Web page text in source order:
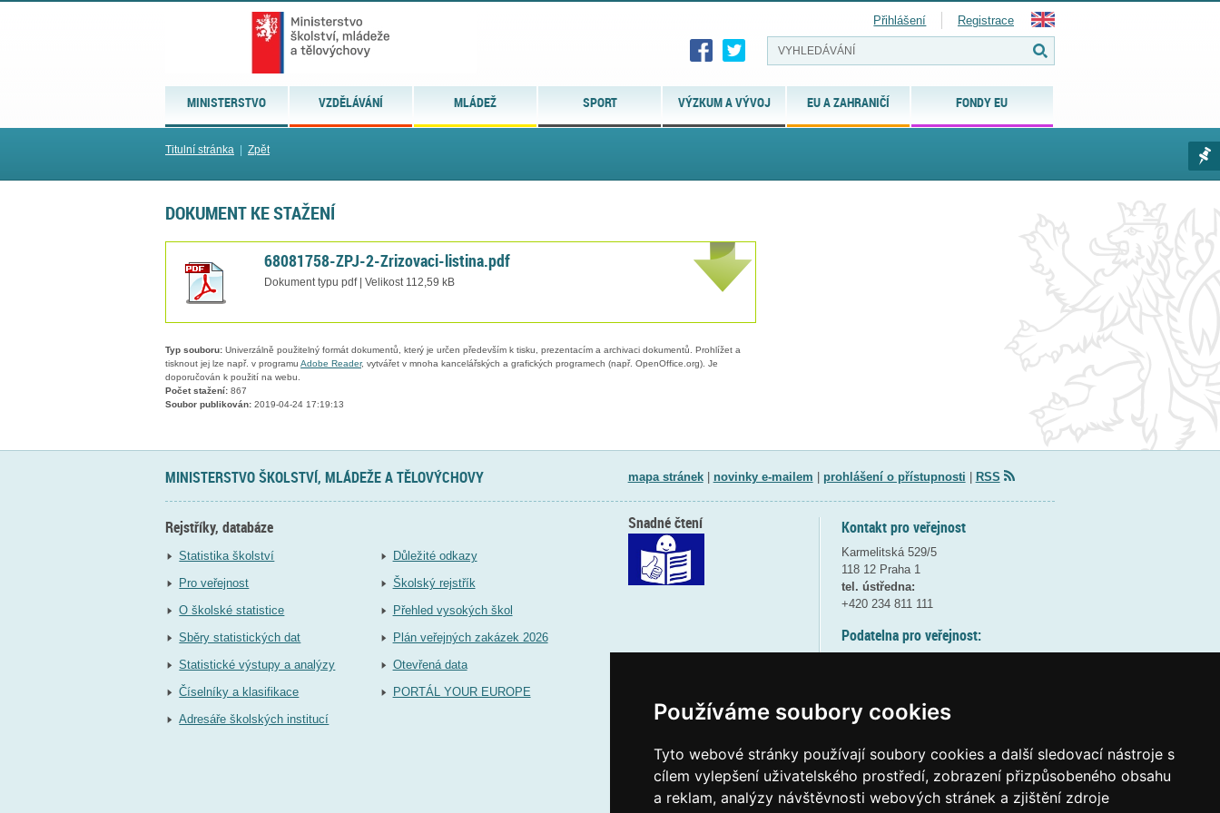
Používáme soubory cookies
Tyto webové stránky používají soubory cookies a další sledovací nástroje s
cílem vylepšení uživatelského prostředí, zobrazení přizpůsobeného obsahu
a reklam, analýzy návštěvnosti webových stránek a zjištění zdroje
MINISTERSTVO VZDĚLÁVÁNÍ MLÁDEŽ SPORT VÝZKUM A VÝVOJ EU A ZAHRANIČÍ FONDY EU
Přihlášení Registrace
Titulní stránka Zpět
DOKUMENT KE STAŽENÍ
68081758-ZPJ-2-Zrizovaci-listina.pdf
Dokument typu pdf | Velikost 112,59 kB
Typ souboru: Univerzálně použitelný formát dokumentů, který je určen především k tisku, prezentacím a archivaci dokumentů. Prohlížet a
tisknout jej lze např. v programu Adobe Reader, vytvářet v mnoha kancelářských a grafických programech (např. OpenOffice.org). Je
doporučován k použití na webu.
Počet stažení: 867
Soubor publikován: 2019-04-24 17:19:13
MINISTERSTVO ŠKOLSTVÍ, MLÁDEŽE A TĚLOVÝCHOVY mapa stránek| novinky e-mailem prohlášení o přístupnosti RSS
Rejstříky, databáze
Statistika školství
Pro veřejnost
O školské statistice
Sběry statistických dat
Statistické výstupy a analýzy
Číselníky a klasifikace
Adresáře školských institucí
Důležité odkazy
Školský rejstřík
Přehled vysokých škol
Plán veřejných zakázek 2026
Otevřená data
PORTÁL YOUR EUROPE
Kontakt pro veřejnost
Karmelitská 529/5
118 12 Praha 1
tel. ústředna:
+420 234 811 111
Podatelna pro veřejnost:
(více informací
Elektronická podatelna:
posta@msmtgov cz
Snadné čtení